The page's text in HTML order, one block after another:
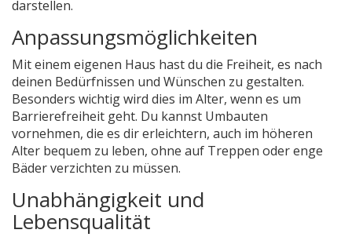
darstellen.
Anpassungsmöglichkeiten
Mit einem eigenen Haus hast du die Freiheit, es nach
deinen Bedürfnissen und Wünschen zu gestalten.
Besonders wichtig wird dies im Alter, wenn es um
Barrierefreiheit geht. Du kannst Umbauten
vornehmen, die es dir erleichtern, auch im höheren
Alter bequem zu leben, ohne auf Treppen oder enge
Bäder verzichten zu müssen.
Unabhängigkeit und
Lebensqualität